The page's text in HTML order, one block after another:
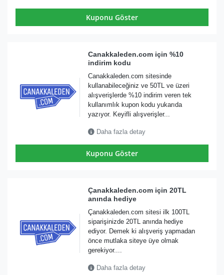
Kuponu Göster
Canakkaleden.com için %10
indirim kodu
Canakkaleden.com sitesinde
kullanabileceğiniz ve 50TL ve üzeri
alışverişlerde %10 indirim veren tek
kullanımlık kupon kodu yukarıda
yazıyor. Keyifli alışverişler...
Daha fazla detay
Kuponu Göster
Çanakkaleden.com için 20TL
anında hediye
Çanakkaleden.com sitesi ilk 100TL
siparişinizde 20TL anında hediye
ediyor. Demek ki alışveriş yapmadan
önce mutlaka siteye üye olmak
gerekiyor....
Daha fazla detay